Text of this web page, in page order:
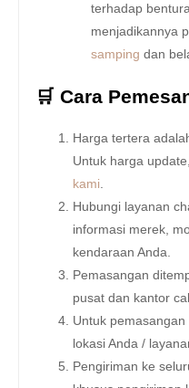
terhadap
menjadikannya
samping dan
🛒 Cara
Harga tertera
Untuk harga
kami
Hubungi layanan
informasi merek,
kendaraan Anda.
Pemasangan
pusat dan kantor
Untuk
lokasi Anda /
Pengiriman ke